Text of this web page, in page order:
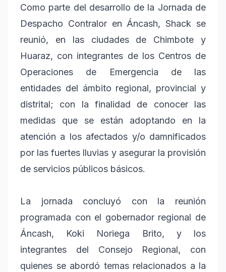
Como parte del desarrollo de la Jornada de
Despacho Contralor en Áncash, Shack se
reunió, en las ciudades de Chimbote y
Huaraz, con integrantes de los Centros de
Operaciones de Emergencia de las
entidades del ámbito regional, provincial y
distrital; con la finalidad de conocer las
medidas que se están adoptando en la
atención a los afectados y/o damnificados
por las fuertes lluvias y asegurar la provisión
de servicios públicos básicos.
La jornada concluyó con la reunión
programada con el gobernador regional de
Áncash, Koki Noriega Brito, y los
integrantes del Consejo Regional, con
quienes se abordó temas relacionados a la